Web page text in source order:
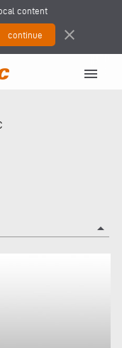
content
close
menu
arrow_drop_up